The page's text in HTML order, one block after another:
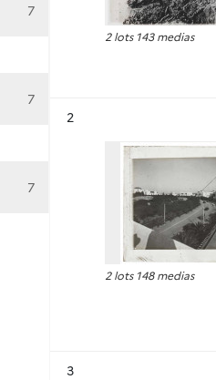
7
7
7
2 lots 143 medias
2
2 lots 148 medias
3